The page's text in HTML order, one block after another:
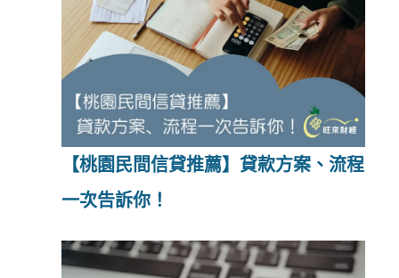
【桃園民間信貸推薦】貸款方案、流程
一次告訴你！